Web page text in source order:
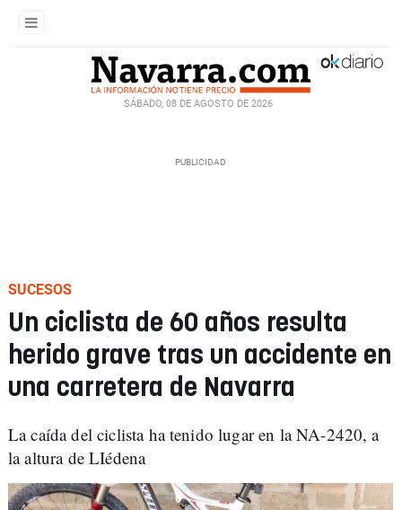
SÁBADO, 08 DE AGOSTO DE 2026
SUCESOS
Un ciclista de 60 años resulta
herido grave tras un accidente en
una carretera de Navarra
La caída del ciclista ha tenido lugar en la NA-2420, a
la altura de LIédena